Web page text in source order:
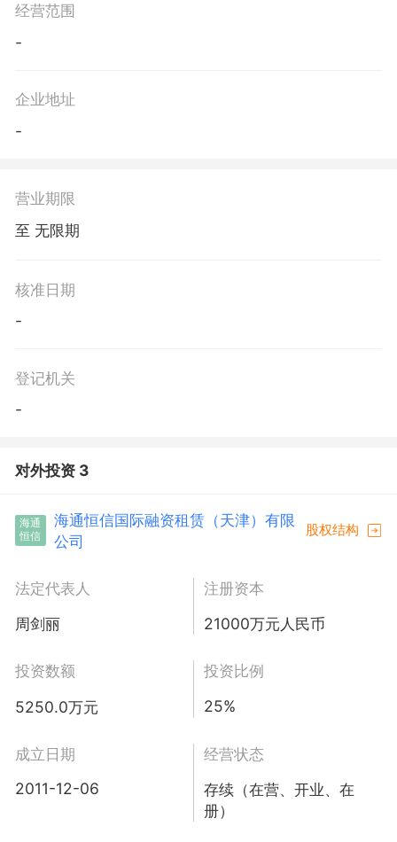
经营范围
-
企业地址
-
营业期限
至 无限期
核准日期
-
登记机关
-
对外投资 3
海通
恒信
海通恒信国际融资租赁（天津）有限
公司
股权结构
法定代表人
周剑丽
注册资本
21000万元人民币
投资数额
5250.0万元
投资比例
25%
成立日期
2011-12-06
经营状态
存续（在营、开业、在
册）